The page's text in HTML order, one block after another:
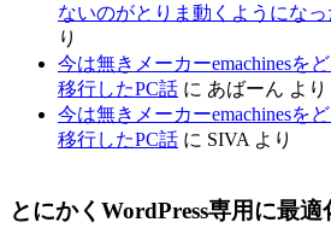
ないのがとりま動くようにな
り
今は無きメーカーemachinesを
移行したPC話 に あばーん より
今は無きメーカーemachinesを
移行したPC話 に SIVAより
とにかくWordPress専用に最